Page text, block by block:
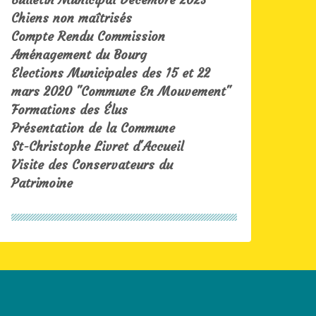
Chiens non maîtrisés
Compte Rendu Commission
Aménagement du Bourg
Elections Municipales des 15 et 22
mars 2020 "Commune En Mouvement"
Formations des Élus
Présentation de la Commune
St-Christophe Livret d'Accueil
Visite des Conservateurs du
Patrimoine